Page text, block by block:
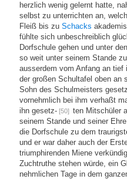
herzlich wenig gelernt hatte,
selbst zu unterrichten an,
Fleiß bis zu Schacks
fühlte sich unbeschreiblich
Dorfschule gehen und unter
so weit unter seinem Stande
ausserdem vom Anfang an
der großen Schultafel oben an
Sohn des Schulmeisters
vornehmlich bei ihm verhaßt
ihn gesetz- [50] ten Mitschüler
seinem Stande und seiner
die Dorfschule zu dem
und er war daher auch der
triumphirenden Miene
Zuchtruthe stehen würde, ein
nehmlichen Tage in dem